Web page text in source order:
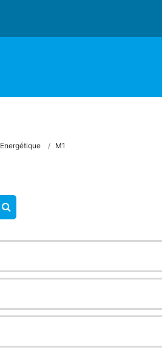
Energétique M1
RECHERCHER DES COURS